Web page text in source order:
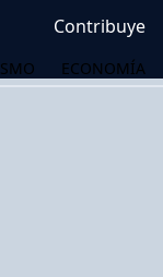
Contribuye
ECONOMÍA